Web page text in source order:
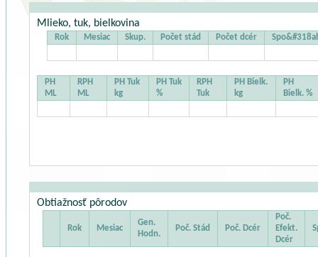
Mlieko, tuk, bielkovina
Rok Mesiac Skup. Počet stád Počet dcér
PH
ML
RPH
ML
PH Tuk
kg
PH Tuk
%
RPH
Tuk
PH Bielk.
kg
PH
Bielk. %
Obtiažnosť pôrodov
Rok Mesiac
Gen.
Hodn.
Poč. Stád Poč. Dcér
Poč.
Efekt.
Dcér